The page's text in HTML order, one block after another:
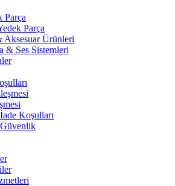
Parça
Parça
Ürünleri
& Ses Sistemleri
Koşulları